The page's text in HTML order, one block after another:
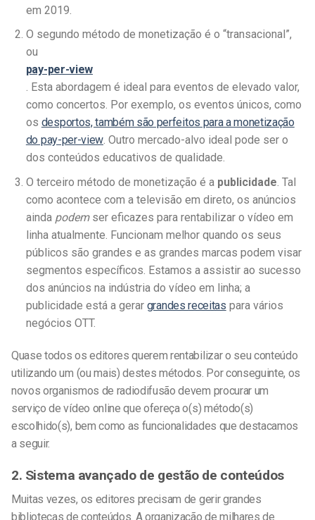
em 2019.
O segundo método de monetização é o “transacional”,
ou
pay-per-view
. Esta abordagem é ideal para eventos de elevado valor,
como concertos. Por exemplo, os eventos únicos, como
os desportos, também são perfeitos para a monetização
do pay-per-view. Outro mercado-alvo ideal pode ser o
dos conteúdos educativos de qualidade.
O terceiro método de monetização é a publicidade. Tal
como acontece com a televisão em direto, os anúncios
ainda podem ser eficazes para rentabilizar o vídeo em
linha atualmente. Funcionam melhor quando os seus
públicos são grandes e as grandes marcas podem visar
segmentos específicos. Estamos a assistir ao sucesso
dos anúncios na indústria do vídeo em linha; a
publicidade está a gerar grandes receitas para vários
negócios OTT.
Quase todos os editores querem rentabilizar o seu conteúdo
utilizando um (ou mais) destes métodos. Por conseguinte, os
novos organismos de radiodifusão devem procurar um
serviço de vídeo online que ofereça o(s) método(s)
escolhido(s), bem como as funcionalidades que destacamos
a seguir.
2. Sistema avançado de gestão de conteúdos
Muitas vezes, os editores precisam de gerir grandes
bibliotecas de conteúdos. A organização de milhares de